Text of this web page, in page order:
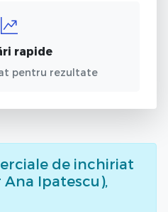
rapide
pentru rezultate
de inchiriat
Ipatescu),